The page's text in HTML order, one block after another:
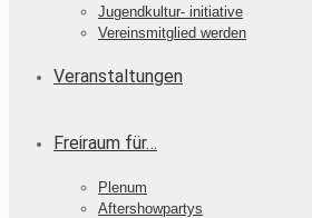
Jugendkultur- initiative
Vereinsmitglied werden
Veranstaltungen
Freiraum für…
Plenum
Aftershowpartys